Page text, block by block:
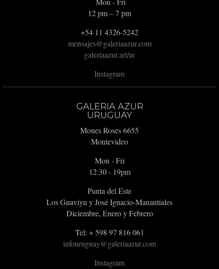
12 pm – 7 pm
+54 11 4326-5242
mensajes@galeriaazur.com
galeriaazur.art/ar
Instagram
GALERIA AZUR
URUGUAY
Mones Roses 6655
Montevideo
Mon - Fri
12:30 - 19pm
Punta del Este
Los Guaviyu y José Ignacio-Manantiales
Diciembre, Enero y Febrero
Tel: + 598 97 816 061
infouruguay@galeriaazur.com
Instagram